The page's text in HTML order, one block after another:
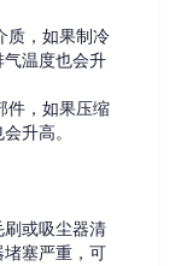
质，如果制冷
温度也会升
件，如果压缩
升高。
刷或吸尘器清
塞严重，可